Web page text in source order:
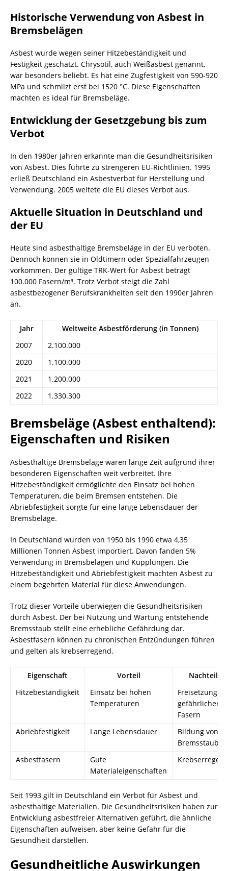
Historische Verwendung von Asbest in
Bremsbelägen
Asbest wurde wegen seiner Hitzebeständigkeit und
Festigkeit geschätzt. Chrysotil, auch Weißasbest genannt,
war besonders beliebt. Es hat eine Zugfestigkeit von 590-920
MPa und schmilzt erst bei 1520 °C. Diese Eigenschaften
machten es ideal für Bremsbeläge.
Entwicklung der Gesetzgebung bis zum
Verbot
In den 1980er Jahren erkannte man die Gesundheitsrisiken
von Asbest. Dies führte zu strengeren EU-Richtlinien. 1995
erließ Deutschland ein Asbestverbot für Herstellung und
Verwendung. 2005 weitete die EU dieses Verbot aus.
Aktuelle Situation in Deutschland und
der EU
Heute sind asbesthaltige Bremsbeläge in der EU verboten.
Dennoch können sie in Oldtimern oder Spezialfahrzeugen
vorkommen. Der gültige TRK-Wert für Asbest beträgt
100.000 Fasern/m³. Trotz Verbot steigt die Zahl
asbestbezogener Berufskrankheiten seit den 1990er Jahren
an.
Jahr
Weltweite Asbestförderung (in Tonnen)
2007
2.100.000
2020
1.100.000
2021
1.200.000
2022
1.330.300
Bremsbeläge (Asbest enthaltend):
Eigenschaften und Risiken
Asbesthaltige Bremsbeläge waren lange Zeit aufgrund ihrer
besonderen Eigenschaften weit verbreitet. Ihre
Hitzebeständigkeit ermöglichte den Einsatz bei hohen
Temperaturen, die beim Bremsen entstehen. Die
Abriebfestigkeit sorgte für eine lange Lebensdauer der
Bremsbeläge.
In Deutschland wurden von 1950 bis 1990 etwa 4,35
Millionen Tonnen Asbest importiert. Davon fanden 5%
Verwendung in Bremsbelägen und Kupplungen. Die
Hitzebeständigkeit und Abriebfestigkeit machten Asbest zu
einem begehrten Material für diese Anwendungen.
Trotz dieser Vorteile überwiegen die Gesundheitsrisiken
durch Asbest. Der bei Nutzung und Wartung entstehende
Bremsstaub stellt eine erhebliche Gefährdung dar.
Asbestfasern können zu chronischen Entzündungen führen
und gelten als krebserregend.
Eigenschaft Vorteil
Nachteil
Hitzebeständigkeit
Einsatz bei hohen
Temperaturen
Freisetzung
gefährlicher
Fasern
Abriebfestigkeit
Lange Lebensdauer
Bildung von
Bremsstaub
Asbestfasern
Gute
Materialeigenschaften
Seit 1993 gilt in Deutschland ein Verbot für Asbest und
asbesthaltige Materialien. Die Gesundheitsrisiken haben zur
Entwicklung asbestfreier Alternativen geführt, die ähnliche
Eigenschaften aufweisen, aber keine Gefahr für die
Gesundheit darstellen.
Gesundheitliche Auswirkungen